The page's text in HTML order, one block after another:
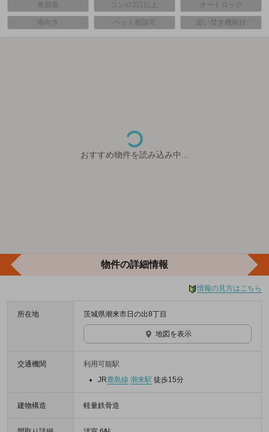
角部屋 コンロ2口以上 オートロック
南向き ペット相談可 追い焚き機能付
おすすめ物件を読み込み中...
物件の詳細情報
情報の見方はこちら
所在地 茨城県潮来市日の出8丁目
地図を表示
交通機関
利用可能駅
JR鹿島線 潮来駅 徒歩15分
建物構造 軽量鉄骨造